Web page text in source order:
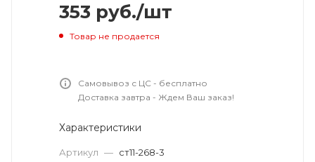
353 руб./шт
Товар не продается
Самовывоз с ЦС - бесплатно
Доставка завтра - Ждем Ваш заказ!
Характеристики
Артикул — ст11-268-3